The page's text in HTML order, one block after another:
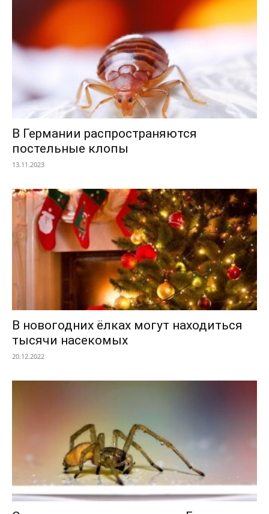
В Германии распространяются
постельные клопы
13.11.2023
В новогодних ёлках могут находиться
тысячи насекомых
20.12.2022